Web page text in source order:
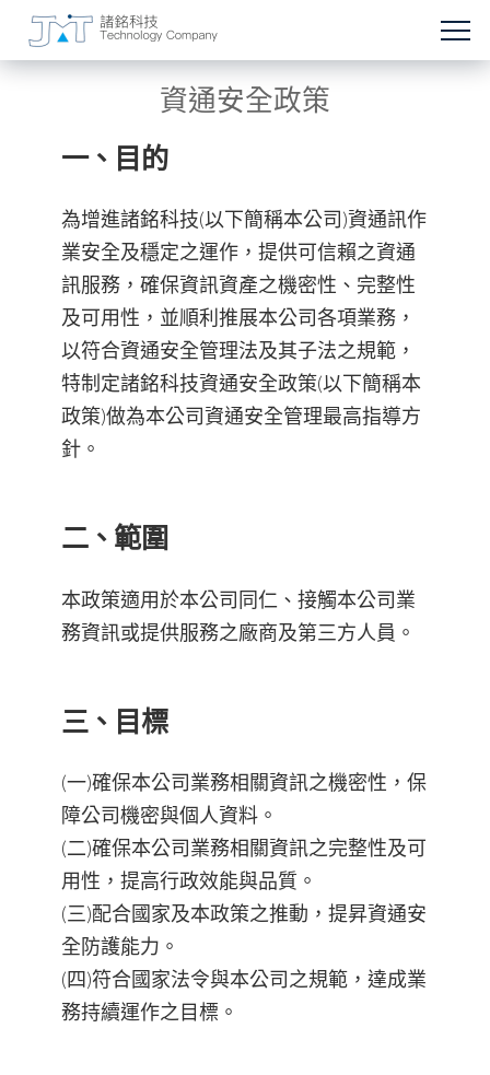
資通安全政策
一、目的
為增進諸銘科技(以下簡稱本公司)資通訊作
業安全及穩定之運作，提供可信賴之資通
訊服務，確保資訊資產之機密性、完整性
及可用性，並順利推展本公司各項業務，
以符合資通安全管理法及其子法之規範，
特制定諸銘科技資通安全政策(以下簡稱本
政策)做為本公司資通安全管理最高指導方
針。
二、範圍
本政策適用於本公司同仁、接觸本公司業
務資訊或提供服務之廠商及第三方人員。
三、目標
(一)確保本公司業務相關資訊之機密性，保
障公司機密與個人資料。
(二)確保本公司業務相關資訊之完整性及可
用性，提高行政效能與品質。
(三)配合國家及本政策之推動，提昇資通安
全防護能力。
(四)符合國家法令與本公司之規範，達成業
務持續運作之目標。